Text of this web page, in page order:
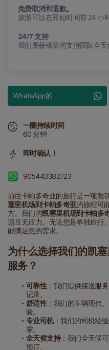
前往卡帕多奇亚的旅行是一项激
塞里机场到卡帕多奇亚的旅程可
方。我们的凯塞里机场到卡帕多
适且无压力。无论您是单独旅行
能满足您的需求。
为什么选择我们的凯
服务？
可靠性：我们提供接送服
记录。
舒适性：我们的车辆现代
验。
专业司机：我们的司机经
掌。
全天候支持：我们全天候
预订。
免费取消和退款。
旅游可以在开始时间前 24 小
24/7 支持
我们屡获殊荣的支持团队全天
WhatsApp的
一圈持续时间
60 分钟
即时确认！
905443382723